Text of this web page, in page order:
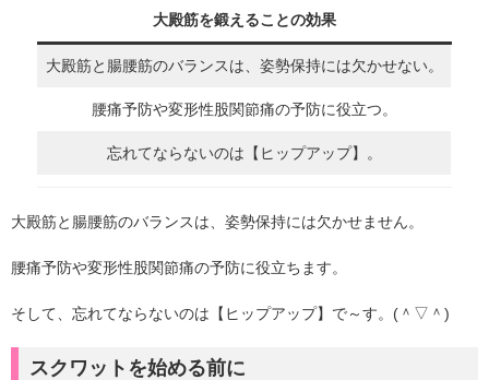
大殿筋を鍛えることの効果
大殿筋と腸腰筋のバランスは、姿勢保持には欠かせない。
腰痛予防や変形性股関節痛の予防に役立つ。
忘れてならないのは【ヒップアップ】。
大殿筋と腸腰筋のバランスは、姿勢保持には欠かせません。
腰痛予防や変形性股関節痛の予防に役立ちます。
そして、忘れてならないのは【ヒップアップ】で～す。(＾▽＾)
スクワットを始める前に